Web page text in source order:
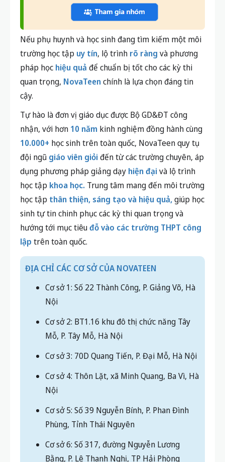
Nếu phụ huynh và học sinh đang tìm kiếm một môi
trường học tập uy tín, lộ trình rõ ràng và phương
pháp học hiệu quả để chuẩn bị tốt cho các kỳ thi
quan trọng, NovaTeenchính là lựa chọn đáng tin
cậy.
Tự hào là đơn vị giáo dục được Bộ GD&ĐT công
nhận, với hơn 10 năm kinh nghiệm đồng hành cùng
10.000+ học sinh trên toàn quốc, NovaTeen quy tụ
đội ngũ giáo viên giỏiđến từ các trường chuyên, áp
dụng phương pháp giảng dạy hiện đạivà lộ trình
học tập khoa học. Trung tâm mang đến môi trường
học tập thân thiện, sáng tạo và hiệu quả,giúp học
sinh tự tin chinh phục các kỳ thi quan trọng và
hướng tới mục tiêuđỗ vào các trường THPT công
lập trên toàn quốc.
ĐỊA CHỈ CÁC CƠ SỞ CỦA NOVATEEN
Cơ sở 1: Số 22 Thành Công, P. Giảng Võ, Hà
Nội
Cơ sở 2: BT1.16 khu đô thị chức năng Tây
Mỗ, P. Tây Mỗ, Hà Nội
Cơ sở 3: 70D Quang Tiến, P. Đại Mỗ, Hà Nội
Cơ sở 4: Thôn Lặt, xã Minh Quang, Ba Vì, Hà
Nội
Cơ sở 5: Số 39 Nguyễn Bính, P. Phan Đình
Phùng, Tỉnh Thái Nguyên
Cơ sở 6: Số 317, đường Nguyễn Lương
Bằng, P. Lê Thanh Nghị, TP Hải Phòng